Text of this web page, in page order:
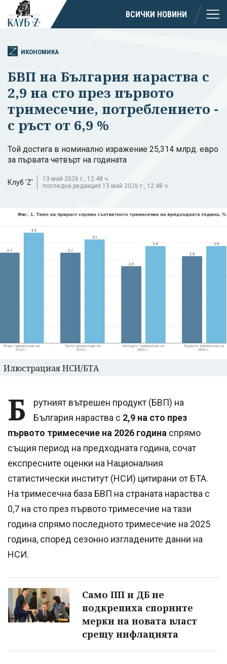
ВСИЧКИ НОВИНИ
ИКОНОМИКА
БВП на България нараства с
2,9 на сто през първото
тримесечие, потреблението -
с ръст от 6,9 %
Той достига в номинално изражение 25,314 млрд. евро
за първата четвърт на годината
Клуб 'Z'
13 май 2026 г., 12:48 ч.
последна редакция 13 май 2026 г., 12:48 ч.
Илюстрациая НСИ/БТА
Б
рутният вътрешен продукт (БВП) на
България нараства с 2,9 на сто през
първото тримесечие на 2026 година спрямо
същия период на предходната година, сочат
експресните оценки на Националния
статистически институт (НСИ) цитирани от БТА.
На тримесечна база БВП на страната нараства с
0,7 на сто през първото тримесечие на тази
година спрямо последното тримесечие на 2025
година, според сезонно изгладените данни на
НСИ.
Само ПП и ДБ не
подкрепиха спорните
мерки на новата власт
срещу инфлацията